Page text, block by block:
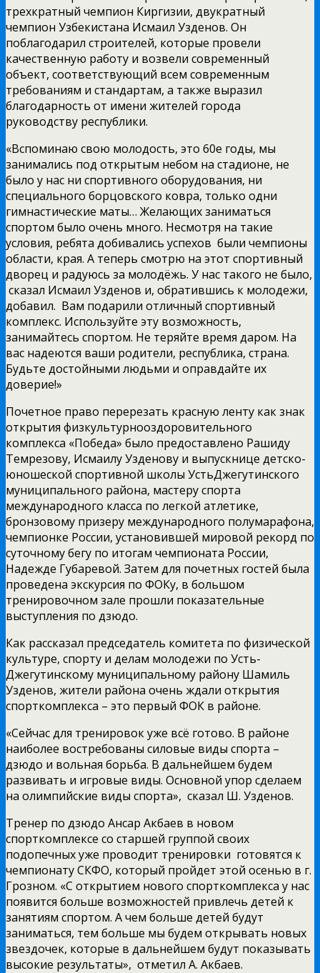
трехкратный чемпион Киргизии, двукратный
чемпион Узбекистана Исмаил Узденов. Он
поблагодарил строителей, которые провели
качественную работу и возвели современный
объект, соответствующий всем современным
требованиям и стандартам, а также выразил
благодарность от имени жителей города
руководству республики.
«Вспоминаю свою молодость, это 60­е годы, мы
занимались под открытым небом на стадионе, не
было у нас ни спортивного оборудования, ни
специального борцовского ковра, только одни
гимнастические маты… Желающих заниматься
спортом было очень много. Несмотря на такие
условия, ребята добивались успехов ­ были чемпионы
области, края. А теперь смотрю на этот спортивный
дворец и радуюсь за молодёжь. У нас такого не было,
­ сказал Исмаил Узденов и, обратившись к молодежи,
добавил. ­ Вам подарили отличный спортивный
комплекс. Используйте эту возможность,
занимайтесь спортом. Не теряйте время даром. На
вас надеются ваши родители, республика, страна.
Будьте достойными людьми и оправдайте их
доверие!»
Почетное право перерезать красную ленту как знак
открытия физкультурно­оздоровительного
комплекса «Победа» было предоставлено Рашиду
Темрезову, Исмаилу Узденову и выпускнице детско­
юношеской спортивной школы Усть­Джегутинского
муниципального района, мастеру спорта
международного класса по легкой атлетике,
бронзовому призеру международного полумарафона,
чемпионке России, установившей мировой рекорд по
суточному бегу по итогам чемпионата России,
Надежде Губаревой. Затем для почетных гостей была
проведена экскурсия по ФОКу, в большом
тренировочном зале прошли показательные
выступления по дзюдо.
Как рассказал председатель комитета по физической
культуре, спорту и делам молодежи по Усть­
Джегутинскому муниципальному району Шамиль
Узденов, жители района очень ждали открытия
спорткомплекса – это первый ФОК в районе.
«Сейчас для тренировок уже всё готово. В районе
наиболее востребованы силовые виды спорта –
дзюдо и вольная борьба. В дальнейшем будем
развивать и игровые виды. Основной упор сделаем
на олимпийские виды спорта», ­ сказал Ш. Узденов.
Тренер по дзюдо Ансар Акбаев в новом
спорткомплексе со старшей группой своих
подопечных уже проводит тренировки ­ готовятся к
чемпионату СКФО, который пройдет этой осенью в г.
Грозном. «С открытием нового спорткомплекса у нас
появится больше возможностей привлечь детей к
занятиям спортом. А чем больше детей будут
заниматься, тем больше мы будем открывать новых
звездочек, которые в дальнейшем будут показывать
высокие результаты», ­ отметил А. Акбаев.